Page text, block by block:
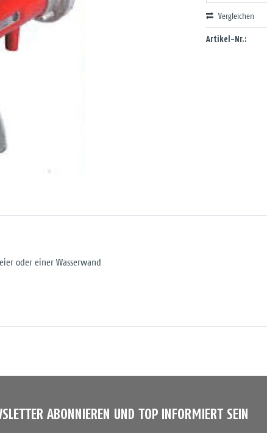
Vergleichen
Artikel-Nr.:
oder einer Wasserwand
ABONNIEREN UND TOP INFORMIERT SEIN